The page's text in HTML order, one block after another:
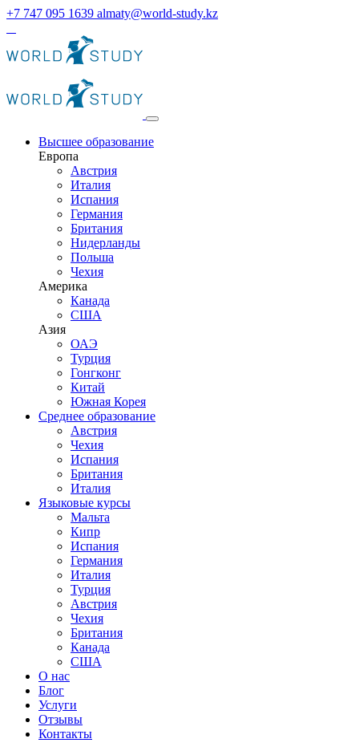
+7 747 095 1639 almaty@world-study.kz
Высшее образование
Европа
Австрия
Италия
Испания
Германия
Британия
Нидерланды
Польша
Чехия
Америка
Канада
США
Азия
ОАЭ
Турция
Гонгконг
Китай
Южная Корея
Среднее образование
Австрия
Чехия
Испания
Британия
Италия
Языковые курсы
Мальта
Кипр
Испания
Германия
Италия
Турция
Австрия
Чехия
Британия
Канада
США
О нас
Блог
Услуги
Отзывы
Контакты